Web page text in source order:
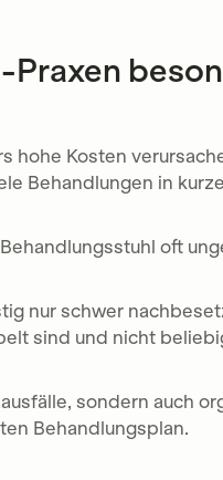
Praxen
hohe Kosten
Behandlungen in
oft
nur schwer
sind und nicht
sondern auch
Behandlungsplan.